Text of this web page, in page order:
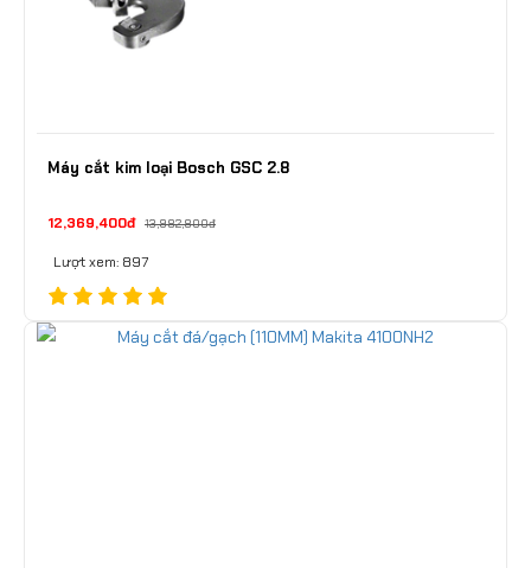
Máy cắt kim loại Bosch GSC 2.8
12,369,400đ 13,982,800đ
Lượt xem: 897